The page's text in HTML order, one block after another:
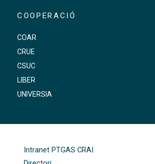
COOPERACIÓ
COAR
CRUE
CSUC
LIBER
UNIVERSIA
Intranet PTGAS CRAI